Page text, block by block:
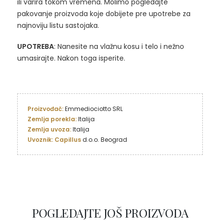
ili varira tokom vremena. Molimo pogledajte
pakovanje proizvoda koje dobijete pre upotrebe za
najnoviju listu sastojaka.
UPOTREBA: Nanesite na vlažnu kosu i telo i nežno
umasirajte. Nakon toga isperite.
Proizvođač:
Zemlja porekla:
Zemlja uvoza:
Uvoznik: Capillus d.o.o. Beograd
POGLEDAJTE JOŠ PROIZVODA